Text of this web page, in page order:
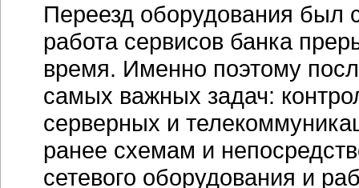
Переезд оборудования был
работа сервисов банка
время. Именно поэтому
самых важных задач:
серверных и
ранее схемам и
сетевого оборудования и